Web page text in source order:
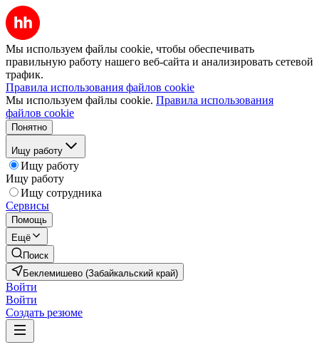
Мы используем файлы cookie, чтобы обеспечивать
правильную работу нашего веб-сайта и анализировать сетевой
трафик.
Правила использования файлов cookie
Мы используем файлы cookie. Правила использования
файлов cookie
Понятно
Ищу работу
Ищу работу
Ищу работу
Ищу сотрудника
Сервисы
Помощь
Ещё
Поиск
Беклемишево (Забайкальский край)
Войти
Войти
Создать резюме